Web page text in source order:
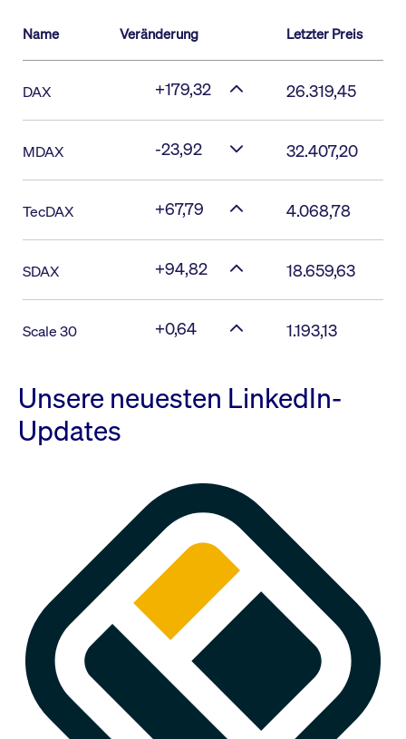
Name Veränderung Letzter Preis
DAX +179,32 26.319,45
MDAX -23,92 32.407,20
TecDAX +67,79 4.068,78
SDAX +94,82 18.659,63
Scale 30 +0,64 1.193,13
Unsere neuesten LinkedIn-
Updates